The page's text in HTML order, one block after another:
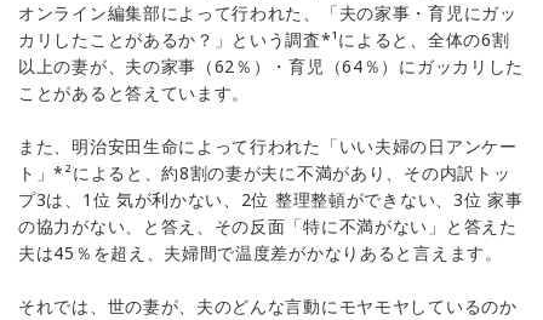
オンライン編集部によって行われた、「夫の家事・育児にガッ
カリしたことがあるか？」という調査*¹によると、全体の6割
以上の妻が、夫の家事（62％）・育児（64％）にガッカリした
ことがあると答えています。
また、明治安田生命によって行われた「いい夫婦の日アンケー
ト」*²によると、約8割の妻が夫に不満があり、その内訳トッ
プ3は、1位 気が利かない、2位 整理整頓ができない、3位 家事
の協力がない、と答え、その反面「特に不満がない」と答えた
夫は45％を超え、夫婦間で温度差がかなりあると言えます。
それでは、世の妻が、夫のどんな言動にモヤモヤしているのか